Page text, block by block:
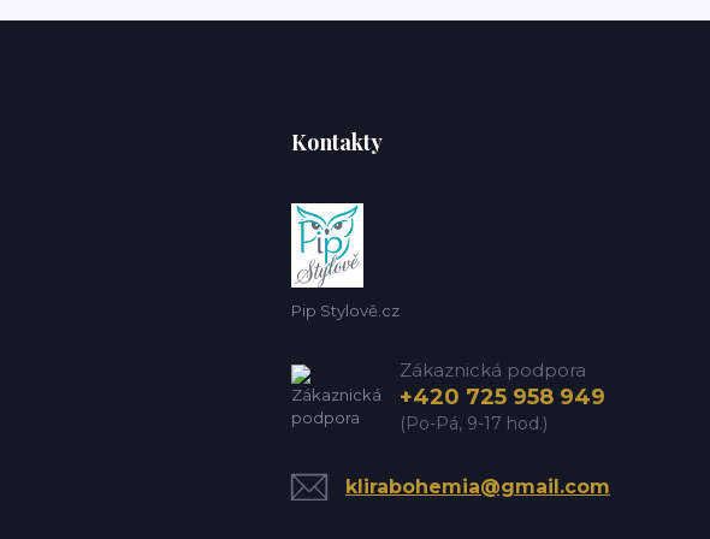
Kontakty
Pip Stylově.cz
Zákaznická podpora
+420 725 958 949
(Po-Pá, 9-17 hod.)
klirabohemia@gmail.com